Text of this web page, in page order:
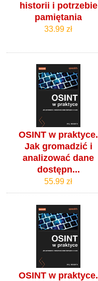
historii i potrzebie
pamiętania
33.99 zł
OSINT w praktyce.
Jak gromadzić i
analizować dane
dostępn...
55.99 zł
OSINT w praktyce.